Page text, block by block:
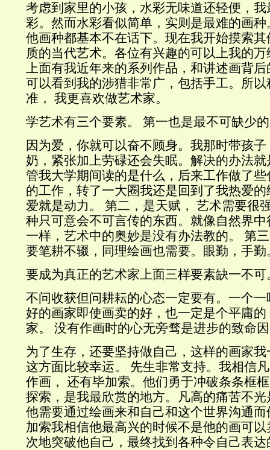
考虑到家里的小孩，水彩无味道还轻便， 我
彩。然而水彩看似简单，实则是最难的画
他画种都基本不在话下。现在我开始摸索
质的当代艺术。各位有兴趣的可以上我的
上面有我近年来的系列作品，和讲述画背
可以看到我的涉猎非常广，包括手工。所
准， 我更喜欢做艺术家。
学艺术有三个要素。
第一也是最不可缺少
因为爱，你就可以奋不顾身。我那时带孩
奶，紧张加上劳碌还会失眠。解决的办法
管我大学期间读的是什么，后来工作做了
的工作，转了一大圈我还是回到了我热爱
爱就是动力。
第二，是天赋， 艺术需要很
种只可意会不可言传的东西。就像自然界
一样，艺术中的奥妙是没有办法教的。
第
要笔耕不辍，同理绘画也需要。眼勤，手
要成为真正的艺术家上面三样要素缺一不可
不问收获但问耕耘的心态一定要有。一个
好的画家即使画卖的好，也一定是个平庸
家。
没有作画时的心无旁骛是进步的致命
为了生存，还要坚持做自己，这样的画家
这方面比较幸运。
先生非常支持。我相信
作画， 还有毕加索。他们勇于冲破条条框
探索，是我最欣赏的地方。凡高的痛苦不
他需要通过绘画来和自己和这个世界沟通
加索我相信他最高兴的时候不是他的画可
次地突破他自己，最终找到各种令自己表